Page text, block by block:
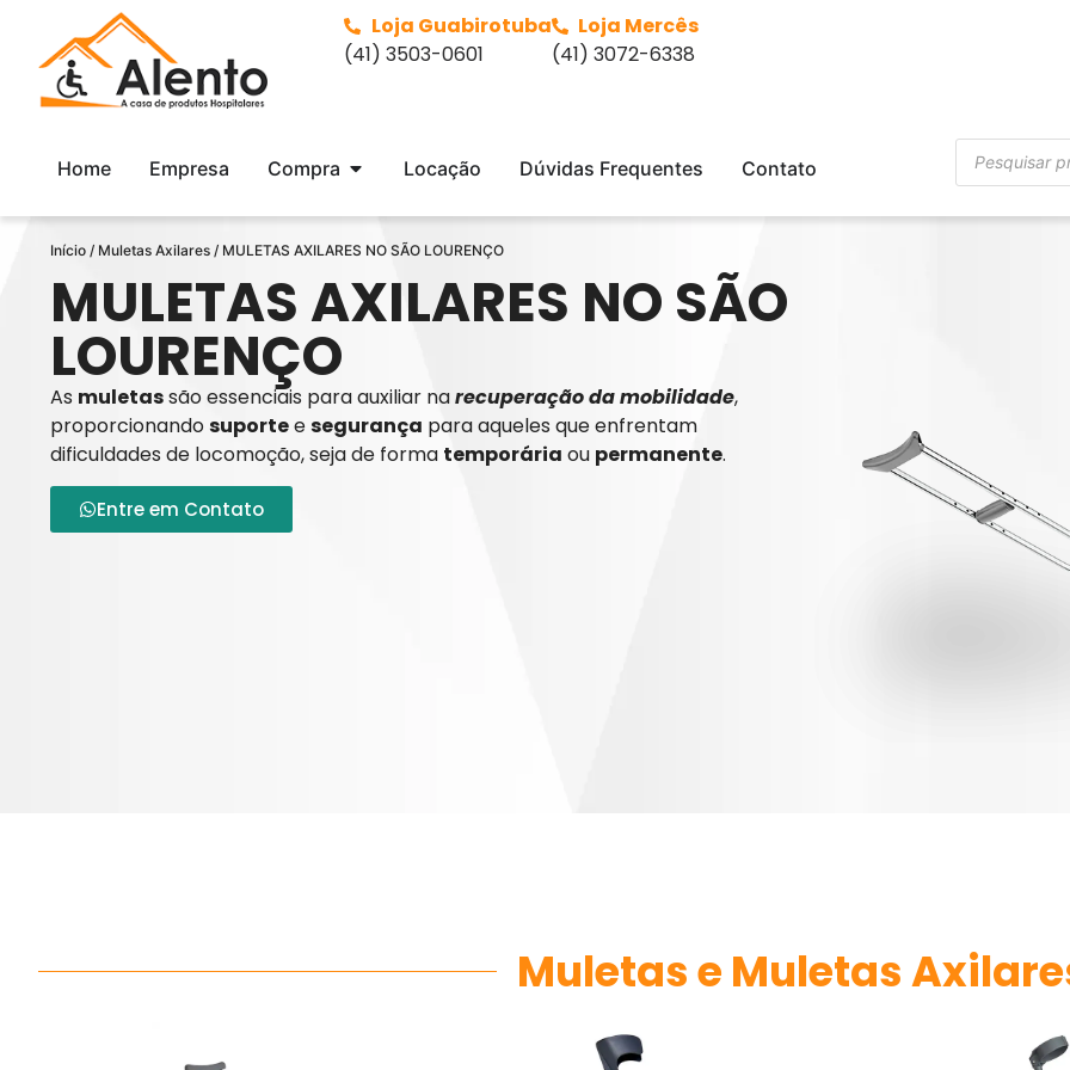
Loja Guabirotuba
(41) 3503-0601
Loja Mercês
(41) 3072-6338
Home Empresa Compra Locação Dúvidas Frequentes Contato
Início / Muletas Axilares / MULETAS AXILARES NO SÃO LOURENÇO
MULETAS AXILARES NO SÃO
LOURENÇO
As muletassão essenciais para auxiliar narecuperação da mobilidade,
proporcionandosuporteesegurança para aqueles que enfrentam
dificuldades de locomoção, seja de forma temporária ou permanente.
Entre em Contato
Muletas e Muletas